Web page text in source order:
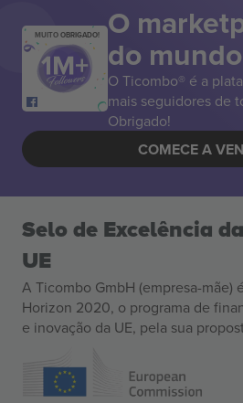
MUITO OBRIGADO! O
do
O Ticombo® é a
mais seguidores de
Obrigado!
COMECE A
Selo de Excelência
UE
A Ticombo GmbH (empresa-mãe)
Horizon 2020, o programa de
e inovação da UE, pela sua